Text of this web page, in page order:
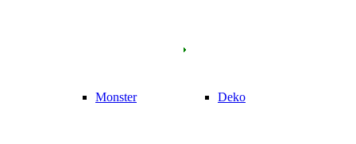
Monster Deko